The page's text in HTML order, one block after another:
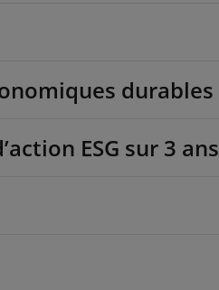
durables
ESG sur 3 ans